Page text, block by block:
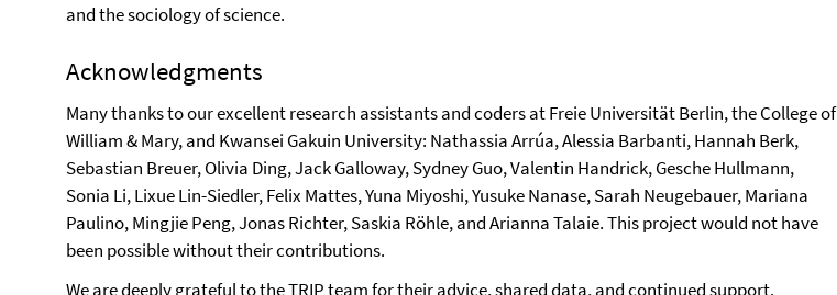
and the sociology of science.
Acknowledgments
Many thanks to our excellent research assistants and coders at Freie Universität Berlin, the College of
William & Mary, and Kwansei Gakuin University: Nathassia Arrúa, Alessia Barbanti, Hannah Berk,
Sebastian Breuer, Olivia Ding, Jack Galloway, Sydney Guo, Valentin Handrick, Gesche Hullmann,
Sonia Li, Lixue Lin-Siedler, Felix Mattes, Yuna Miyoshi, Yusuke Nanase, Sarah Neugebauer, Mariana
Paulino, Mingjie Peng, Jonas Richter, Saskia Röhle, and Arianna Talaie. This project would not have
been possible without their contributions.
We are deeply grateful to the TRIP team for their advice, shared data, and continued support.